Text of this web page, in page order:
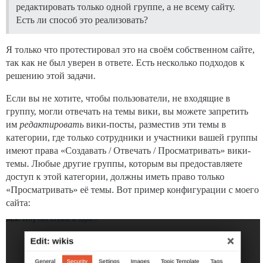
редактировать только одной группе, а не всему сайту.
Есть ли способ это реализовать?
Я только что протестировал это на своём собственном сайте,
так как не был уверен в ответе. Есть несколько подходов к
решению этой задачи.
Если вы не хотите, чтобы пользователи, не входящие в
группу, могли отвечать на темы вики, вы можете запретить
им редактировать вики-посты, разместив эти темы в
категории, где только сотрудники и участники вашей группы
имеют права «Создавать / Отвечать / Просматривать» вики-
темы. Любые другие группы, которым вы предоставляете
доступ к этой категории, должны иметь право только
«Просматривать» её темы. Вот пример конфигурации с моего
сайта: